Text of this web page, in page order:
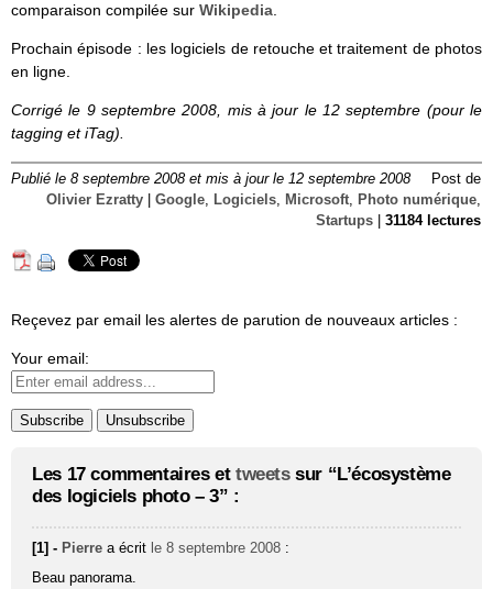
comparaison compilée sur Wikipedia
Prochain épisode : les logiciels de retouche et traitement de photos
en ligne.
Corrigé le 9 septembre 2008, mis à jour le 12 septembre (pour le
tagging et iTag).
Publié le 8 septembre 2008 et mis à jour le 12 septembre 2008
Post de
Olivier Ezratty
Google, Logiciels, Microsoft, Photo numérique,
Startups
31184 lectures
Reçevez par email les alertes de parution de nouveaux articles :
Your email:
Les 17 commentaires et tweetssur “L’écosystème
des logiciels photo – 3” :
[1] - Pierre a écrit le 8 septembre 2008 :
Beau panorama.